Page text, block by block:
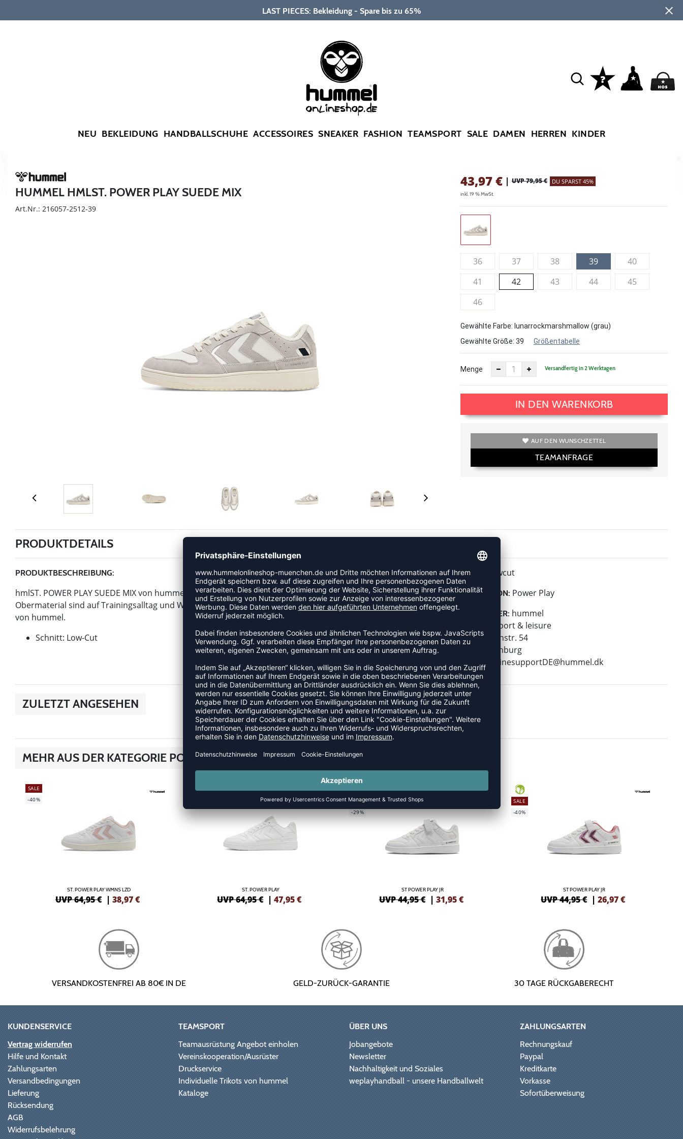
LAST PIECES: Bekleidung - Spare bis zu 65%
NEU BEKLEIDUNG HANDBALLSCHUHE ACCESSOIRES SNEAKER FASHION TEAMSPORT SALE DAMEN HERREN KINDER
HUMMEL HMLST. POWER PLAY SUEDE MIX
Art.Nr.: 216057-2512-39
43,97€ | UVP 79,95 € DU SPARST 45%
inkl. 19 % MwSt.
36 37 38 39
40
41
42 43 44
45
46
Gewählte Farbe: lunarrockmarshmallow (grau)
Gewählte Größe: 39 Größentabelle
Menge Versandfertig in 2 Werktagen
IN DEN WARENKORB
AUF DEN WUNSCHZETTEL
TEAMANFRAGE
PRODUKTDETAILS
PRODUKTBESCHREIBUNG:
hmlST. POWER PLAY SUEDE MIX von hummel ist ein Artikel der Kategorie Handballschuhe. Die Sohle und das
Obermaterial sind auf Trainingsalltag und Wettkampf ausgelegt. Das Modell ist Teil der Power Play-Kollektion
von hummel.
Schnitt: Low-Cut
HÖHE: Lowcut
KOLLEKTION: Power Play
HERSTELLER: hummel
hummel sport & leisure
Leverkusenstr. 54
22761 Hamburg
E-Mail:
onlinesupportDE@hummel.dk
ZULETZT ANGESEHEN
MEHR AUS DER KATEGORIE POWER PLAY
SALE
-40%
ST. POWER PLAY WMNS LZD
UVP 64,95 € | 38,97€
SALE
ST. POWER PLAY
UVP 64,95 € |47,95€
GREEN
-29%
ST POWER PLAY JR
UVP 44,95 € | 31,95€
GREEN
SALE
-40%
ST POWER PLAY JR
UVP 44,95 € |26,97€
VERSANDKOSTENFREI AB 80€ IN DE GELD-ZURÜCK-GARANTIE 30 TAGE RÜCKGABERECHT
KUNDENSERVICE
Vertrag widerrufen
Hilfe und Kontakt
Zahlungsarten
Versandbedingungen
Lieferung
Rücksendung
AGB
Widerrufsbelehrung
TEAMSPORT
Teamausrüstung Angebot einholen
Vereinskooperation/Ausrüster
Druckservice
Individuelle Trikots von hummel
Kataloge
ÜBER UNS
Jobangebote
Newsletter
Nachhaltigkeit und Soziales
weplayhandball - unsere Handballwelt
ZAHLUNGSARTEN
Rechnungskauf
Paypal
Kreditkarte
Vorkasse
Sofortüberweisung